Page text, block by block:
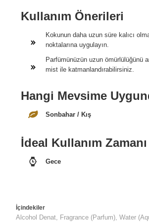
Kullanım Önerileri
Kokunun daha uzun süre kalıcı
noktalarına uygulayın.
Parfümünüzün uzun ömürlülüğünü
mist ile katmanlandırabilirsiniz.
Hangi Mevsime
Sonbahar / Kış
İdeal Kullanım Zamanı
Gece
İçindekiler
Alcohol Denat, Fragrance (Parfum), Water